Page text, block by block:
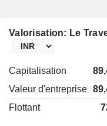
Valorisation: Le
Capitalisation
Valeur d'entreprise
Flottant